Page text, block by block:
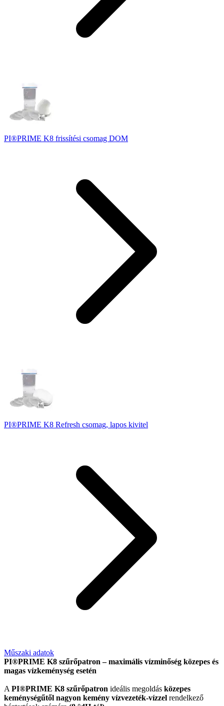
PI®PRIME K8 frissítési csomag DOM
PI®PRIME K8 Refresh csomag, lapos kivitel
Műszaki adatok
PI®PRIME K8 szűrőpatron – maximális vízminőség közepes és
magas vízkeménység esetén
API®PRIME K8 szűrőpatron ideális megoldás közepes
keménységűtől nagyon kemény vízvezeték-vízzel rendelkező